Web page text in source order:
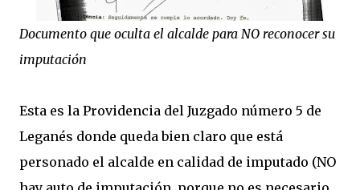
Documento que oculta el alcalde para NO reconocer su
imputación
Esta es la Providencia del Juzgado número 5 de
Leganés donde queda bien claro que está
personado el alcalde en calidad de imputado (NO